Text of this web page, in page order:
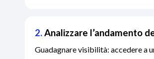
2.Analizzare l’andamento
Guadagnare visibilità: accedere